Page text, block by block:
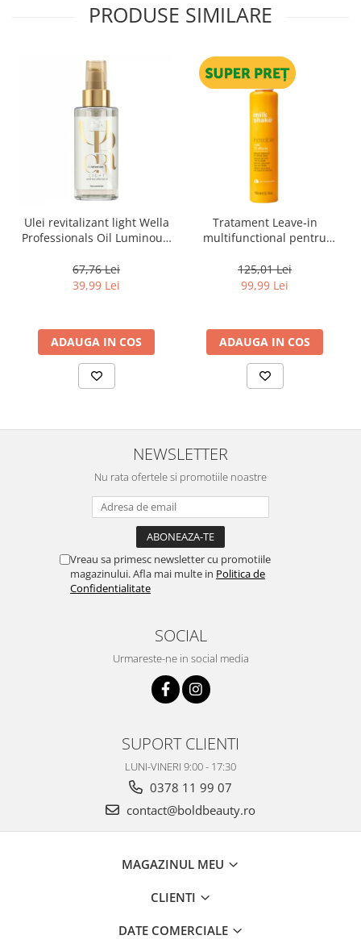
PRODUSE SIMILARE
Ulei revitalizant light Wella
Professionals Oil Luminous,
67,76 Lei
39,99 Lei
ADAUGA IN COS
Tratament Leave‑in
multifunctional pentru
beneficii Milk Shake Leave-
in Incredible Milk, 150 ml
125,01 Lei
99,99 Lei
ADAUGA IN COS
NEWSLETTER
Nu rata ofertele si promotiile noastre
Vreau sa primesc newsletter cu promotiile
magazinului. Afla mai multe in Politica de
Confidentialitate
SOCIAL
Urmareste-ne in social media
SUPORT CLIENTI
LUNI-VINERI 9:00 - 17:30
0378 11 99 07
contact@boldbeauty.ro
MAGAZINUL MEU
CLIENTI
DATE COMERCIALE